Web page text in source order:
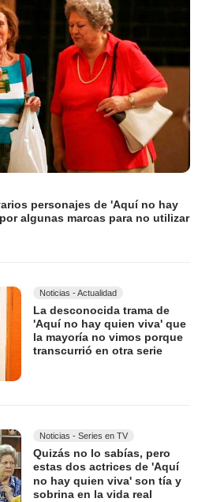
personajes de 'Aquí no hay
algunas marcas para no utilizar
Noticias - Actualidad
La desconocida trama de
'Aquí no hay quien viva' que
la mayoría no vimos porque
transcurrió en otra serie
Noticias - Series en TV
Quizás no lo sabías, pero
estas dos actrices de 'Aquí
no hay quien viva' son tía y
sobrina en la vida real